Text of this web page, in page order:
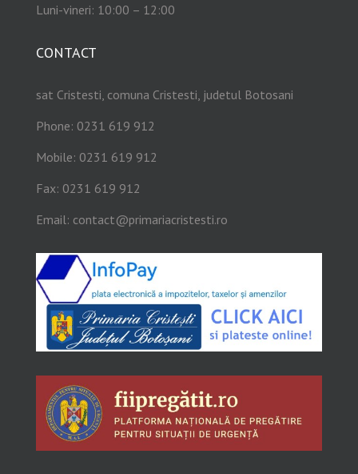
Luni-vineri: 10:00 – 12:00
CONTACT
sat Cristesti, comuna Cristesti, judetul Botosani
Phone: 0231 619 912
Mobile: 0231 619 912
Fax: 0231 619 912
Email: contact@primariacristesti.ro